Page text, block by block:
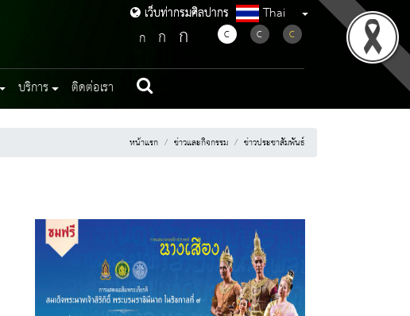
เว็บท่ากรมศิลปากร
เว็บท่ากรมศิลปากร Thai
ก ก ก C C C
บริการ ติดต่อเรา
หน้าแรก ข่าวและกิจกรรม ข่าวประชาสัมพันธ์